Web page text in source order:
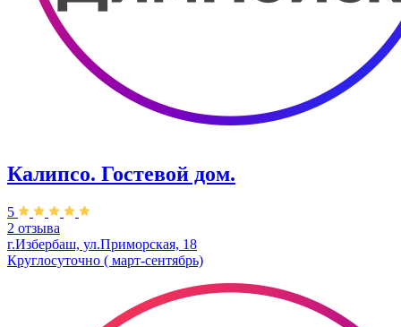
Калипсо. Гостевой дом.
5
2 отзыва
г.Избербаш, ул.Приморская, 18
Круглосуточно ( март-сентябрь)